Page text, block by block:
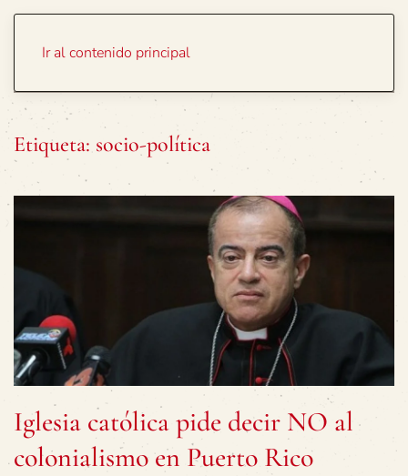
Ir al contenido principal
Etiqueta: socio-política
Iglesia católica pide decir NO al
colonialismo en Puerto Rico